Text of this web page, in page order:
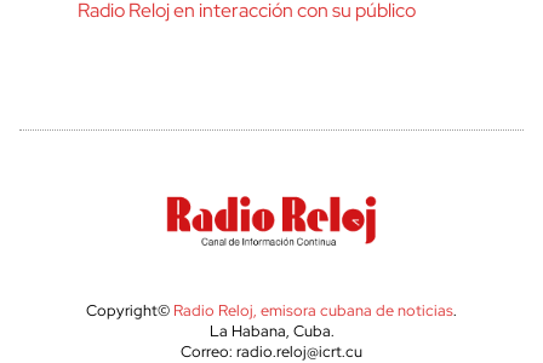
Radio Reloj en interacción con su público
Copyright© Radio Reloj, emisora cubana de noticias.
La Habana, Cuba.
Correo: radio.reloj@icrt.cu